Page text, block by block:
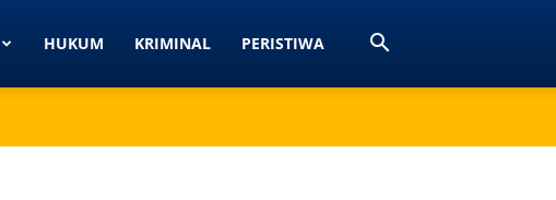
HUKUM KRIMINAL PERISTIWA